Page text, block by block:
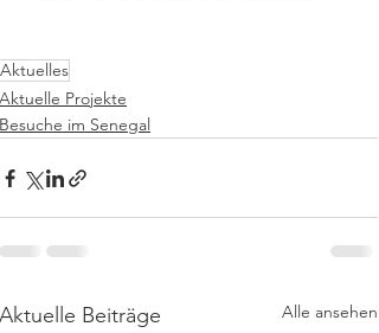
Aktuelles
Aktuelle Projekte
Besuche im Senegal
Aktuelle Beiträge Alle ansehen